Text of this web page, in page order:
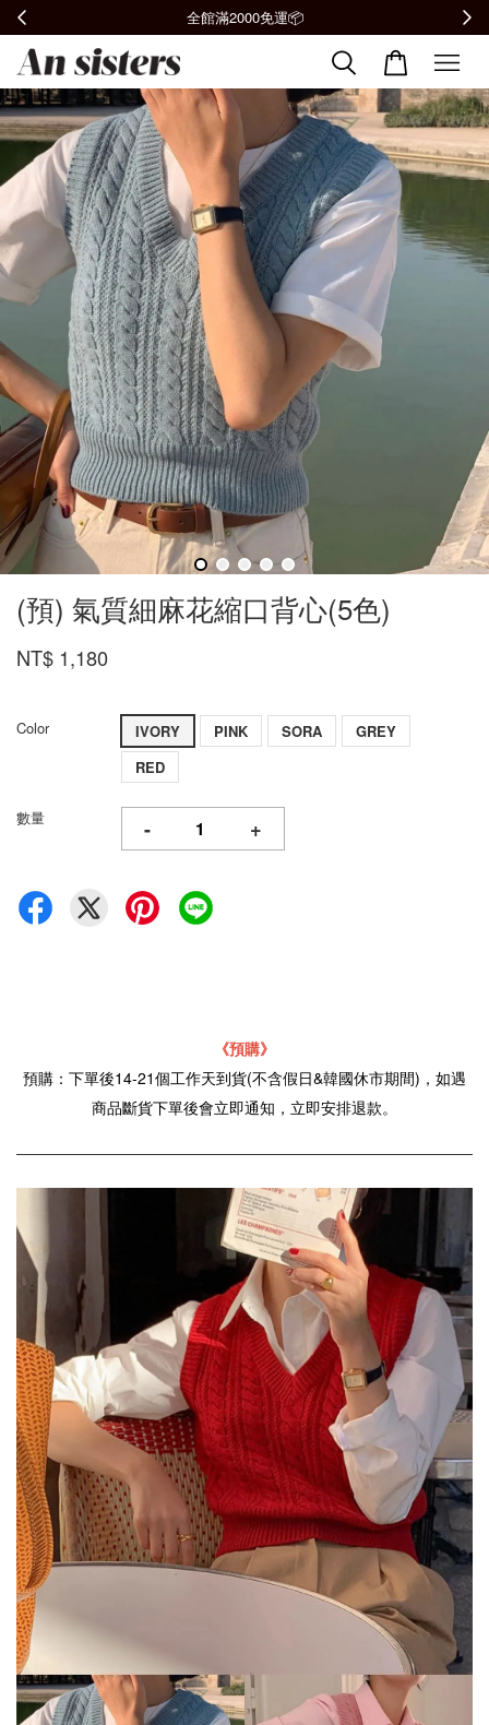
加入會員贈購物金100元
(預) 氣質細麻花縮口背心(5色)
NT$ 1,180
Color IVORY PINK SORA
GREY
RED
數量 - +
《預購》
預購：下單後14-21個工作天到貨(不含假日&韓國休市期間)，如遇
商品斷貨下單後會立即通知，立即安排退款。